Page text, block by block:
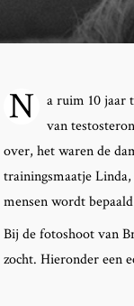
N
a ruim 10 jaar
van
over, het waren de
trainingsmaatje
mensen wordt
Bij de fotoshoot van
zocht. Hierondereen